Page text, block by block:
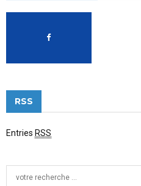
RSS
Entries RSS